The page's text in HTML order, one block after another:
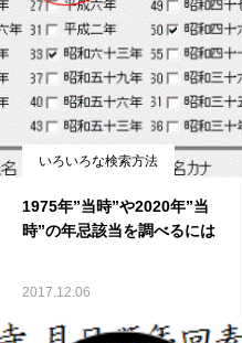
いろいろな検索方法
1975年”当時”や2020年”当
時”の年忌該当を調べるには
2017.12.06